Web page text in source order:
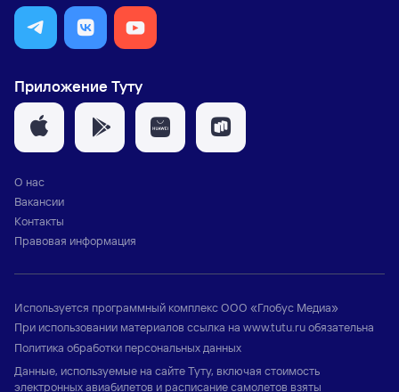
Приложение Туту
О нас
Вакансии
Контакты
Правовая информация
Используется программный комплексООО «Глобус Медиа»
При использовании материалов ссылка на www.tutu.ruобязательна
Политика обработки персональных данных
Данные, используемые на сайте Туту, включая стоимость
электронных авиабилетов и расписание самолетов взяты